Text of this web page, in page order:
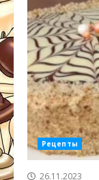
Рецепты
26.11.2023